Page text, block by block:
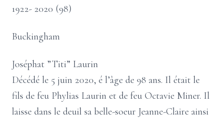
1922- 2020 (98)
Buckingham
Joséphat ”Titi” Laurin
Décédé le 5 juin 2020, é l’âge de 98 ans. Il était le
fils de feu Phylias Laurin et de feu Octavie Miner. Il
laisse dans le deuil sa belle-soeur Jeanne-Claire ainsi